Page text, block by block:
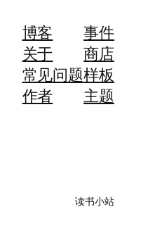
博客
关于
常见问题
作者
事件
商店
样板
主题
读书小站